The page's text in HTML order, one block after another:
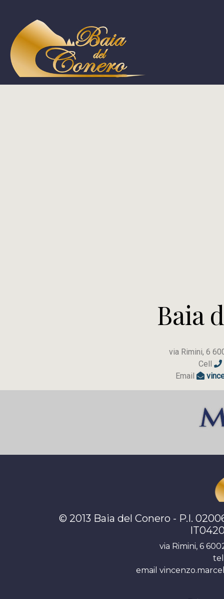
Baia
via Rimini, 6
Cell
Email
© 2013 Baia del Conero - P.I.
via Rimini, 6
email